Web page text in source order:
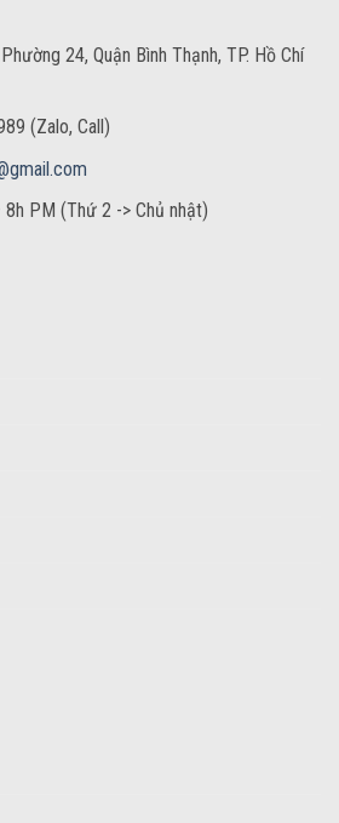
24, Quận Bình Thạnh, TP. Hồ Chí
(Zalo, Call)
PM (Thứ 2 -> Chủ nhật)